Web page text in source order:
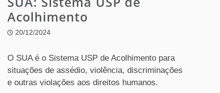
Acolhimento
20/12/2024
O SUA é o Sistema USP de Acolhimento para
situações de assédio, violência, discriminações
e outras violações aos direitos humanos.